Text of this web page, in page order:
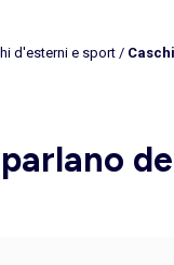
d'esterni e sport /